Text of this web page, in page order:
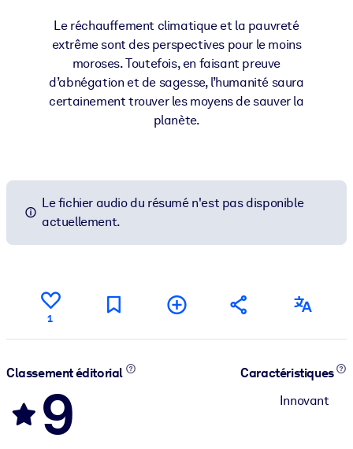
Le réchauffement climatique et la pauvreté
extrême sont des perspectives pour le moins
moroses. Toutefois, en faisant preuve
d’abnégation et de sagesse, l’humanité saura
certainement trouver les moyens de sauver la
planète.
Le fichier audio du résumé n'est pas disponible
actuellement.
1
Classement éditorial
9
Caractéristiques
Innovant